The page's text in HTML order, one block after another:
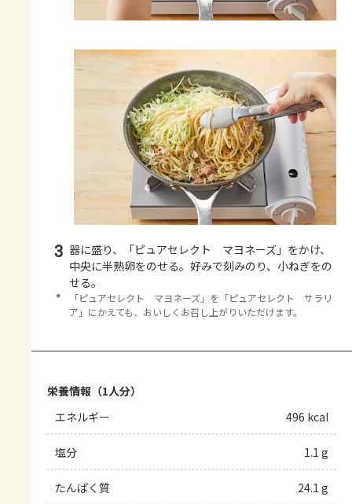
3 器に盛り、「ピュアセレクト マヨネーズ」をかけ、
中央に半熟卵をのせる。好みで刻みのり、小ねぎをの
せる。
＊
「ピュアセレクト マヨネーズ」を「ピュアセレクト サラリ
ア」にかえても、おいしくお召し上がりいただけます。
栄養情報（1人分）
エネルギー
496 kcal
塩分 1.1 g
たんぱく質 24.1 g